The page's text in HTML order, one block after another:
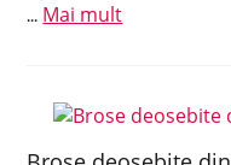
... Mai mult